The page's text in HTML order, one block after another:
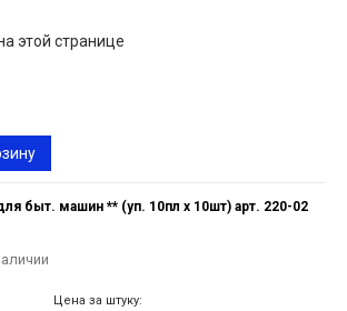
этой странице
быт. машин ** (уп. 10пл х 10шт) арт. 220-02
Цена за штуку: